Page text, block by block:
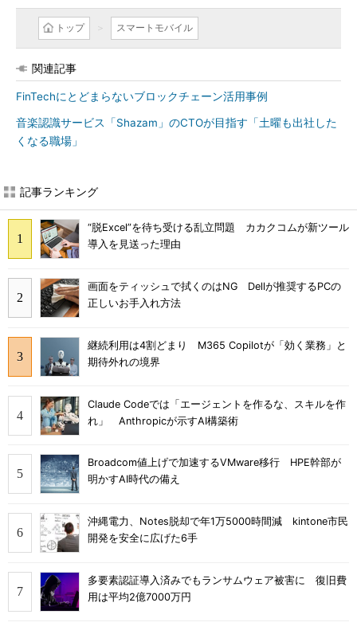
トップ スマートモバイル
関連記事
FinTechにとどまらないブロックチェーン活用事例
音楽認識サービス「Shazam」のCTOが目指す「土曜も出社した
くなる職場」
記事ランキング
“脱Excel”を待ち受ける乱立問題 カカクコムが新ツール
導入を見送った理由
画面をティッシュで拭くのはNG Dellが推奨するPCの
正しいお手入れ方法
継続利用は4割どまり M365 Copilotが「効く業務」と
期待外れの境界
Claude Codeでは「エージェントを作るな、スキルを作
れ」 Anthropicが示すAI構築術
Broadcom値上げで加速するVMware移行 HPE幹部が
明かすAI時代の備え
沖縄電力、Notes脱却で年1万5000時間減 kintone市民
開発を安全に広げた6手
多要素認証導入済みでもランサムウェア被害に 復旧費
用は平均2億7000万円